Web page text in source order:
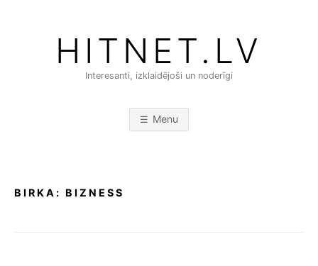
HITNET.LV
Interesanti, izklaidējoši un noderīgi
Menu
BIRKA: BIZNESS